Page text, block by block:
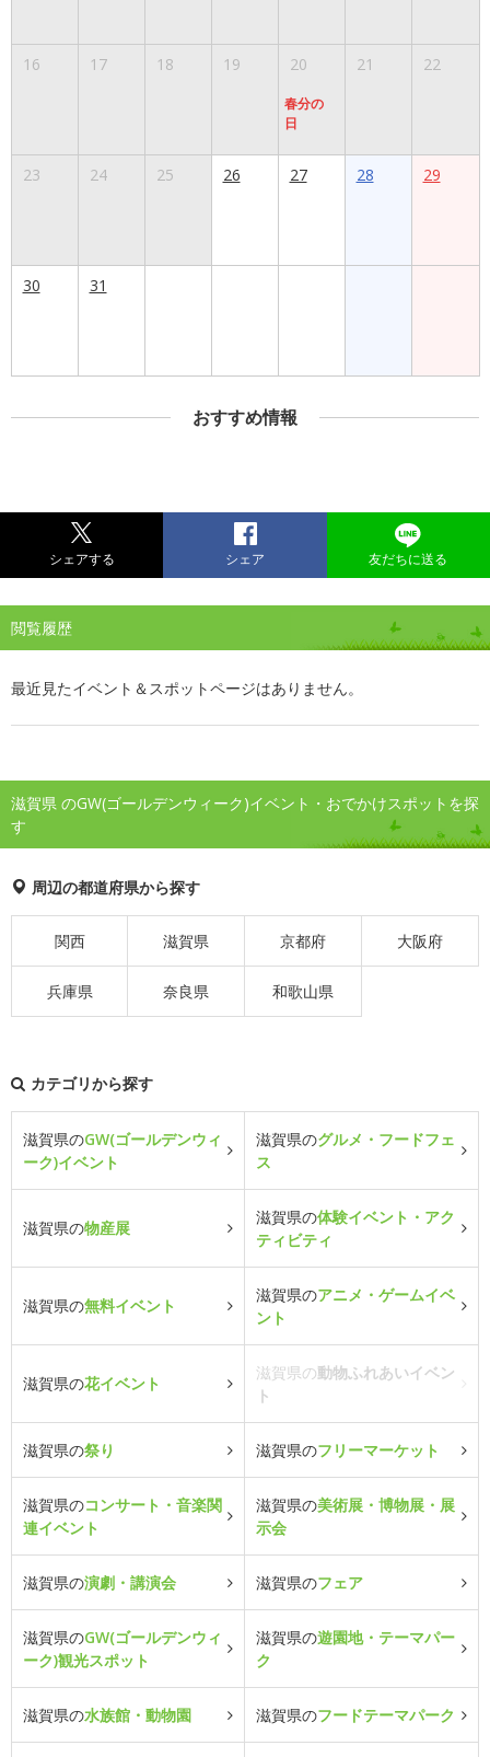
16 17 18 19 20
春分の
日
21 22
23 24 25 26 27 28 29
30 31
おすすめ情報
シェアする シェア 友だちに送る
閲覧履歴
最近見たイベント＆スポットページはありません。
滋賀県 のGW(ゴールデンウィーク)イベント・おでかけスポットを探
す
周辺の都道府県から探す
関西 滋賀県 京都府 大阪府
兵庫県 奈良県 和歌山県
カテゴリから探す
滋賀県のGW(ゴールデンウィ
ーク)イベント
滋賀県のグルメ・フードフェ
ス
滋賀県の物産展
滋賀県の体験イベント・アク
ティビティ
滋賀県の無料イベント
滋賀県のアニメ・ゲームイベ
ント
滋賀県の花イベント
滋賀県の動物ふれあいイベン
ト
滋賀県の祭り 滋賀県のフリーマーケット
滋賀県のコンサート・音楽関
連イベント
滋賀県の美術展・博物展・展
示会
滋賀県の演劇・講演会 滋賀県のフェア
滋賀県のGW(ゴールデンウィ
ーク)観光スポット
滋賀県の遊園地・テーマパー
ク
滋賀県の水族館・動物園 滋賀県のフードテーマパーク